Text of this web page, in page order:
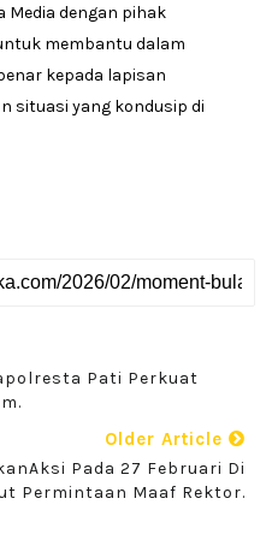
dengan pihak
membantu dalam
kepada lapisan
situasi yang kondusip di
Pati Perkuat
Older Article
Pada 27 Februari Di
Permintaan Maaf Rektor.